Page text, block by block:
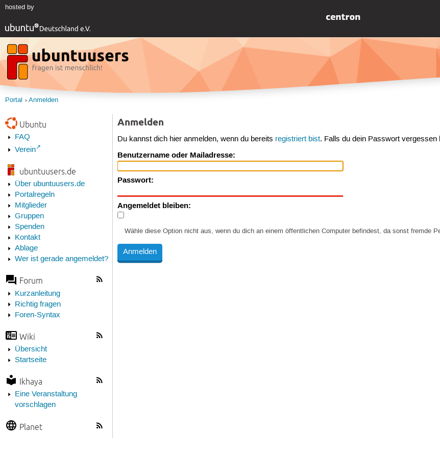
hosted by
Portal Anmelden
Ubuntu
FAQ
Verein
ubuntuusers.de
Über ubuntuusers.de
Portalregeln
Mitglieder
Gruppen
Spenden
Kontakt
Ablage
Wer ist gerade angemeldet?
Forum
Kurzanleitung
Richtig fragen
Foren-Syntax
Wiki
Übersicht
Startseite
Ikhaya
Eine Veranstaltung
vorschlagen
Planet
Anmelden
Du kannst dich hier anmelden, wenn du bereits registriert bist. Falls du dein Passwort
Benutzername oder Mailadresse:
Passwort:
Angemeldet bleiben:
Wähle diese Option nicht aus, wenn du dich an einem öffentlichen Computer befindest, da sonst fremde